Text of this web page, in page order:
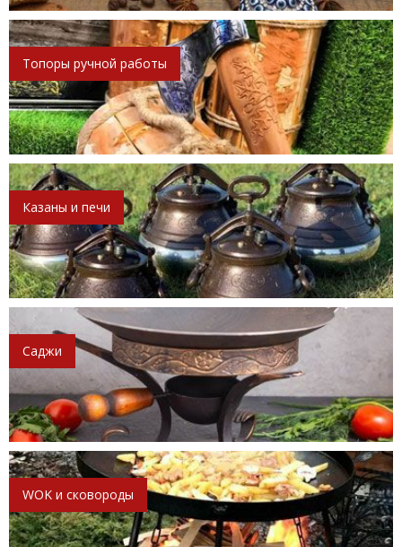
Топоры ручной работы
Казаны и печи
Саджи
WOK и сковороды